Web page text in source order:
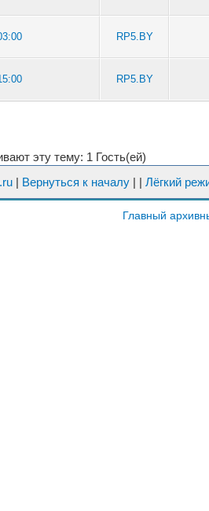
RP5.BY
RP5.BY
эту тему: 1 Гость(ей)
| Вернуться к началу | | Лёгкий
Главный